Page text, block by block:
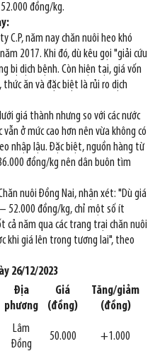
đồng/kg.
C.P, năm nay chăn nuôi heo khó
2017. Khi đó, dù kêu gọi "giải cứu
bị dịch bệnh. Còn hiện tại, giá vốn
ăn và đặc biệt là rủi ro dịch
giá thành nhưng so với các nước
vẫn ở mức cao hơn nên vừa không có
nhập lậu. Đặc biệt, nguồn hàng từ
đồng/kg nên dân buôn tìm
nuôi Đồng Nai, nhận xét: "Dù giá
52.000 đồng/kg, chỉ một số ít
cả năm qua các trang trại chăn nuôi
khi giá lên trong tương lai", theo
26/12/2023
Địa
phương
Giá
(đồng)
Tăng/giảm
(đồng)
Lâm
Đồng
50.000 +1.000